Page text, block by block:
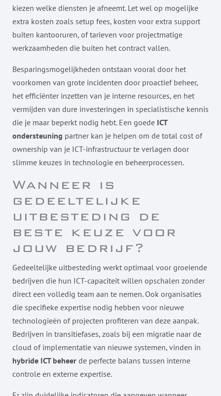
kiezen welke diensten je afneemt. Let wel op mogelijke
extra kosten zoals setup fees, kosten voor extra support
buiten kantooruren, of tarieven voor projectmatige
werkzaamheden die buiten het contract vallen.
Besparingsmogelijkheden ontstaan vooral door het
voorkomen van grote incidenten door proactief beheer,
het efficiënter inzetten van je interne resources, en het
vermijden van dure investeringen in specialistische kennis
die je maar beperkt nodig hebt. Een goede ICT
ondersteuning partner kan je helpen om de total cost of
ownership van je ICT-infrastructuur te verlagen door
slimme keuzes in technologie en beheerprocessen.
Wanneer is
gedeeltelijke
uitbesteding de
beste keuze voor
jouw bedrijf?
Gedeeltelijke uitbesteding werkt optimaal voor groeiende
bedrijven die hun ICT-capaciteit willen opschalen zonder
direct een volledig team aan te nemen. Ook organisaties
die specifieke expertise nodig hebben voor nieuwe
technologieën of projecten profiteren van deze aanpak.
Bedrijven in transitiefases, zoals bij een migratie naar de
cloud of implementatie van nieuwe systemen, vinden in
hybride ICT beheer de perfecte balans tussen interne
controle en externe expertise.